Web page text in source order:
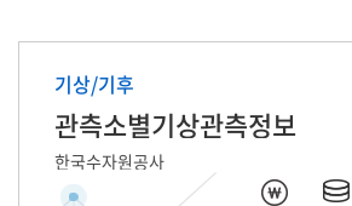
기상/기후
관측소별기상관측정보
한국수자원공사